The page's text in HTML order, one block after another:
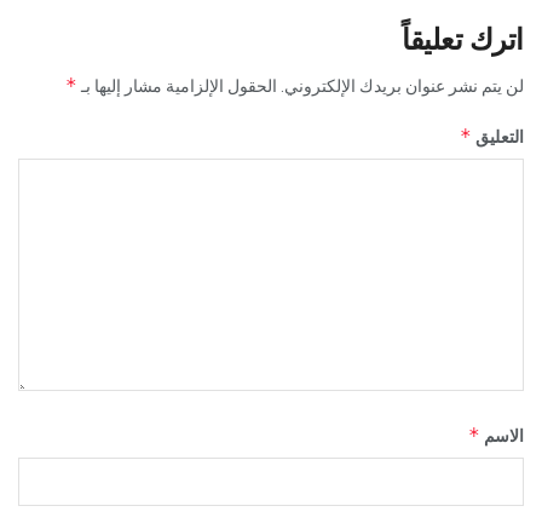
اترك تعليقاً
لن يتم نشر عنوان بريدك الإلكتروني. الحقول الإلزامية مشار إليها بـ *
التعليق *
الاسم *